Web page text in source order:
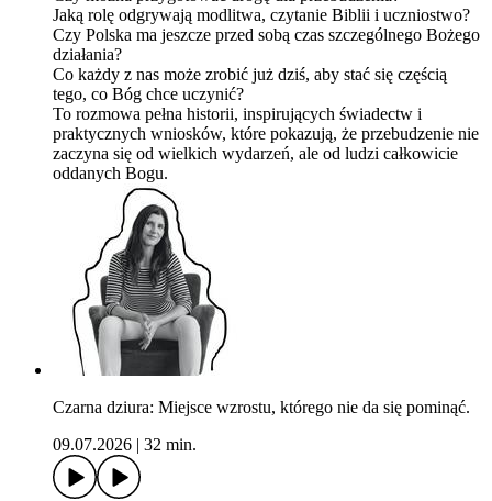
Jaką rolę odgrywają modlitwa, czytanie Biblii i uczniostwo?
Czy Polska ma jeszcze przed sobą czas szczególnego Bożego
działania?
Co każdy z nas może zrobić już dziś, aby stać się częścią
tego, co Bóg chce uczynić?
To rozmowa pełna historii, inspirujących świadectw i
praktycznych wniosków, które pokazują, że przebudzenie nie
zaczyna się od wielkich wydarzeń, ale od ludzi całkowicie
oddanych Bogu.
Czarna dziura: Miejsce wzrostu, którego nie da się pominąć.
09.07.2026
32 min.